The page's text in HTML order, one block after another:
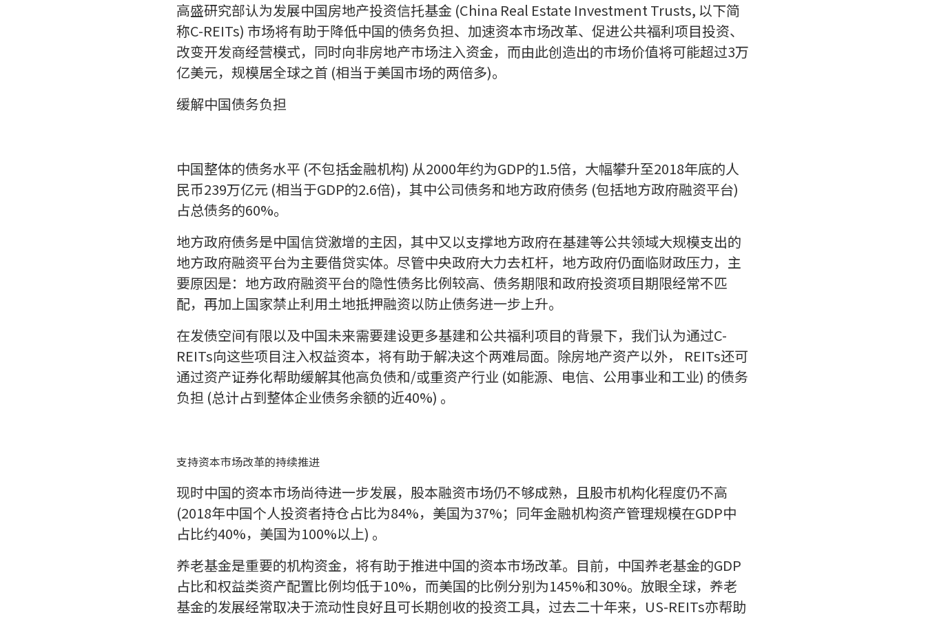
高盛研究部认为发展中国房地产投资信托基金 (China Real Estate Investment Trusts, 以下简
称C-REITs) 市场将有助于降低中国的债务负担、加速资本市场改革、促进公共福利项目投资、
改变开发商经营模式，同时向非房地产市场注入资金，而由此创造出的市场价值将可能超过3万
亿美元，规模居全球之首 (相当于美国市场的两倍多)。
缓解中国债务负担
中国整体的债务水平 (不包括金融机构) 从2000年约为GDP的1.5倍，大幅攀升至2018年底的人
民币239万亿元 (相当于GDP的2.6倍)，其中公司债务和地方政府债务 (包括地方政府融资平台)
占总债务的60%。
地方政府债务是中国信贷激增的主因，其中又以支撑地方政府在基建等公共领域大规模支出的
地方政府融资平台为主要借贷实体。尽管中央政府大力去杠杆，地方政府仍面临财政压力，主
要原因是：地方政府融资平台的隐性债务比例较高、债务期限和政府投资项目期限经常不匹
配，再加上国家禁止利用土地抵押融资以防止债务进一步上升。
在发债空间有限以及中国未来需要建设更多基建和公共福利项目的背景下，我们认为通过C-
REITs向这些项目注入权益资本，将有助于解决这个两难局面。除房地产资产以外， REITs还可
通过资产证券化帮助缓解其他高负债和/或重资产行业 (如能源、电信、公用事业和工业) 的债务
负担 (总计占到整体企业债务余额的近40%) 。
支持资本市场改革的持续推进
现时中国的资本市场尚待进一步发展，股本融资市场仍不够成熟，且股市机构化程度仍不高
(2018年中国个人投资者持仓占比为84%，美国为37%；同年金融机构资产管理规模在GDP中
占比约40%，美国为100%以上) 。
养老基金是重要的机构资金，将有助于推进中国的资本市场改革。目前，中国养老基金的GDP
占比和权益类资产配置比例均低于10%，而美国的比例分别为145%和30%。放眼全球，养老
基金的发展经常取决于流动性良好且可长期创收的投资工具，过去二十年来，US-REITs亦帮助